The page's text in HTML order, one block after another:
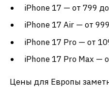
iPhone 17 — от 799
iPhone 17 Air — от
iPhone 17 Pro — от
iPhone 17 Pro Max —
Цены для Европы